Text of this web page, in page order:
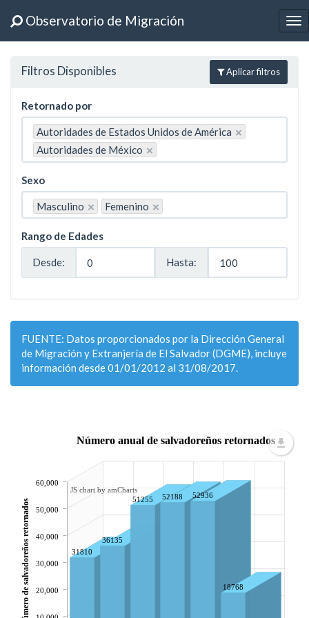
Observatorio de Migración
Filtros Disponibles Aplicar filtros
Retornado por
Autoridades de Estados Unidos de América ×
Autoridades de México ×
Sexo
Masculino × Femenino ×
Rango de Edades
Desde: Hasta:
FUENTE: Datos proporcionados por la Dirección General
de Migración y Extranjería de El Salvador (DGME), incluye
información desde 01/01/2012 al 31/08/2017.
31810
36135
51255 52188 52936
18768
20,000
30,000
40,000
50,000
60,000
Número de salvadoreños retornados
Número anual de salvadoreños retornados
JS chart by amCharts